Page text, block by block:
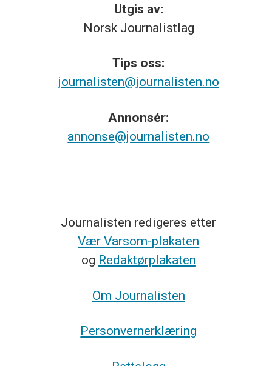
Utgis av:
Norsk Journalistlag
Tips oss:
journalisten@journalisten.no
Annonsér:
annonse@journalisten.no
Journalisten redigeres etter
Vær Varsom-plakaten
og Redaktørplakaten
Om Journalisten
Personvernerklæring